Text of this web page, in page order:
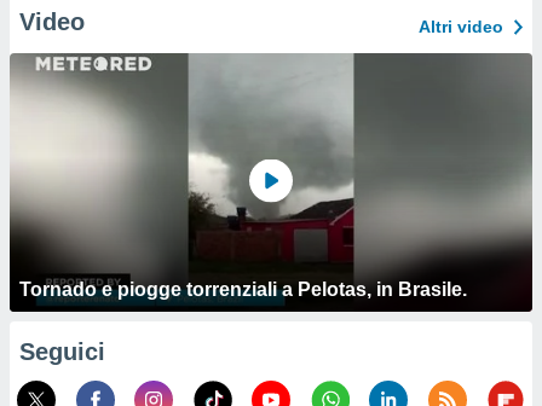
Video Altri video
Tornado e piogge torrenziali a Pelotas, in Brasile.
Seguici